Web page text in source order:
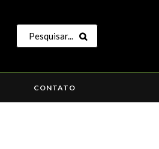
CONTATO